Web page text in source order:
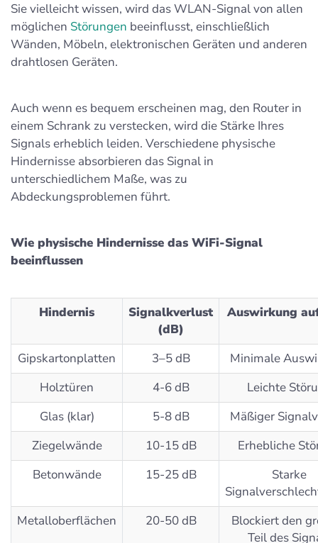
Sie vielleicht wissen, wird das WLAN-Signal von allen
möglichen Störungen beeinflusst, einschließlich
Wänden, Möbeln, elektronischen Geräten und anderen
drahtlosen Geräten.
Auch wenn es bequem erscheinen mag, den Router in
einem Schrank zu verstecken, wird die Stärke Ihres
Signals erheblich leiden. Verschiedene physische
Hindernisse absorbieren das Signal in
unterschiedlichem Maße, was zu
Abdeckungsproblemen führt.
Wie physische Hindernisse das WiFi-Signal
beeinflussen
Hindernis
Signalkverlust
(dB)
Auswirkung
Gipskartonplatten 3–5 dB
Minimale
Holztüren
4-6 dB
Leichte
Glas (klar)
5-8 dB
Mäßiger
Ziegelwände
10-15 dB
Erhebliche
Betonwände
15-25 dB
Starke
Metalloberflächen
20-50 dB
Blockiert den
Teil des